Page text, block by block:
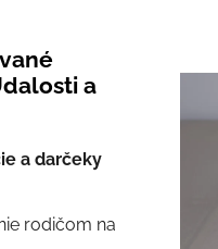
a
a darčeky
rodičom na